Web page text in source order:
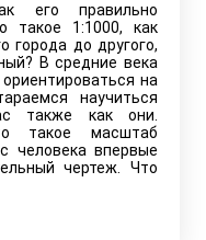
его правильно
такое 1:1000, как
города до другого,
В средние века
на
научиться
также как они.
такое масштаб
человека впервые
чертеж. Что